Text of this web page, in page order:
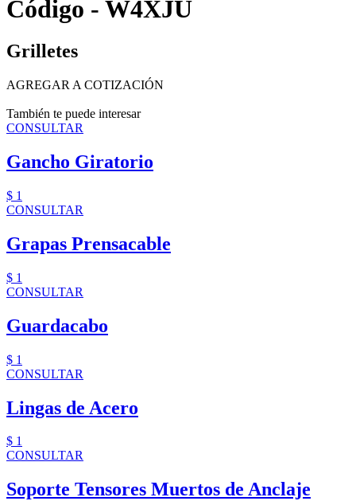
Código - W4XJU
Grilletes
AGREGAR A COTIZACIÓN
También te puede interesar
CONSULTAR
Gancho Giratorio
$ 1
CONSULTAR
Grapas Prensacable
$ 1
CONSULTAR
Guardacabo
$ 1
CONSULTAR
Lingas de Acero
$ 1
CONSULTAR
Soporte Tensores Muertos de Anclaje